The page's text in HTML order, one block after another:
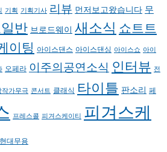
기획 기획기사 리뷰 먼저보고왔습니다 무
반 브로드웨이 새소식쇼트트
이팅 아이스댄스 아이스댄싱 아이스쇼 아이
오페라 이주의공연소식 인터뷰 전
작가무극 콘서트 클래식 타이틀 판소리 페
프레스콜 피겨스케이티 피겨스케
현대무용